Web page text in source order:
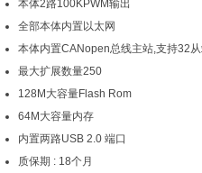
本体2路100KPWM输出
全部本体内置以太网
本体内置CANopen总线主站,支持32
最大扩展数量250
128M大容量Flash Rom
64M大容量内存
内置两路USB 2.0 端口
质保期 : 18个月